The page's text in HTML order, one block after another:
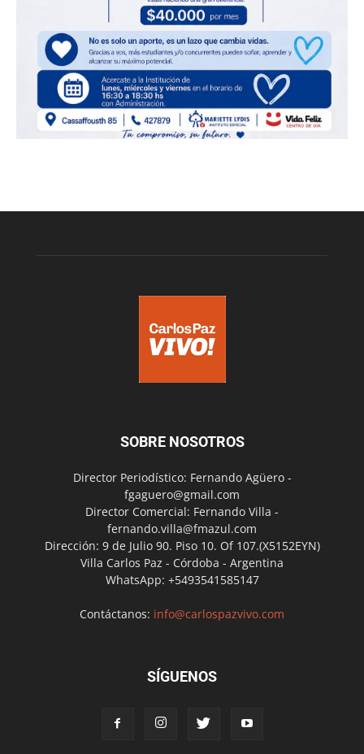
SOBRE NOSOTROS
Director Periodístico: Fernando Agüero -
fgaguero@gmail.com
Director Comercial: Fernando Villa -
fernando.villa@fmazul.com
Dirección: 9 de Julio 90. Piso 10. Of 107.(X5152EYN)
Villa Carlos Paz - Córdoba - Argentina
WhatsApp: +5493541585147
Contáctanos: info@carlospazvivo.com
SÍGUENOS